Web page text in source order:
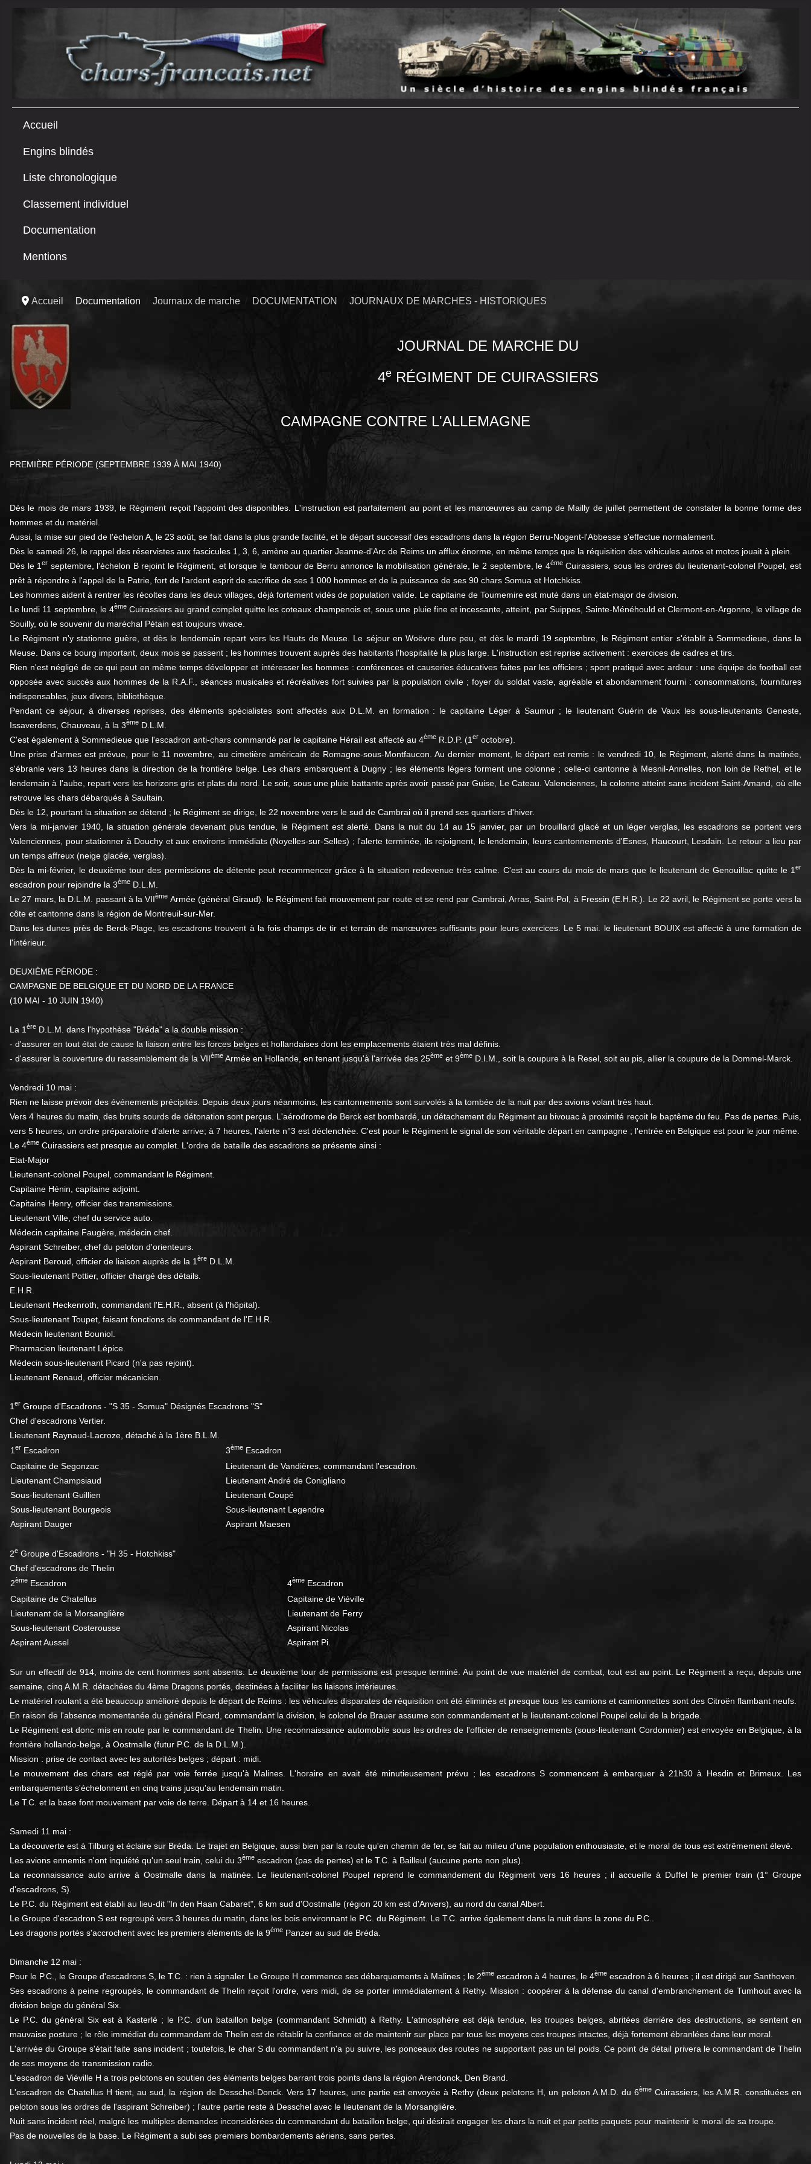
Accueil
Engins blindés
Liste chronologique
Classement individuel
Documentation
Mentions
Accueil Documentation Journaux de marche DOCUMENTATION JOURNAUX DE MARCHES - HISTORIQUES
JOURNAL DE MARCHE DU
4eRÉGIMENT DE CUIRASSIERS
CAMPAGNE CONTRE L'ALLEMAGNE
PREMIÈRE PÉRIODE (SEPTEMBRE 1939 À MAI 1940)
Dès le mois de mars 1939, le Régiment reçoit l'appoint des disponibles. L'instruction est parfaitement au point et les manœuvres au camp de Mailly de juillet permettent de constater la bonne forme des
hommes et du matériel.
Aussi, la mise sur pied de l'échelon A, le 23 août, se fait dans la plus grande facilité, et le départ successif des escadrons dans la région Berru-Nogent-l'Abbesse s'effectue normalement.
Dès le samedi 26, le rappel des réservistes aux fascicules 1, 3, 6, amène au quartier Jeanne-d'Arc de Reims un afflux énorme, en même temps que la réquisition des véhicules autos et motos jouait à plein.
Dès le 1er septembre, l'échelon B rejoint le Régiment, et lorsque le tambour de Berru annonce la mobilisation générale, le 2 septembre, le 4èmeCuirassiers, sous les ordres du lieutenant-colonel Poupel, est
prêt à répondre à l'appel de la Patrie, fort de l'ardent esprit de sacrifice de ses 1 000 hommes et de la puissance de ses 90 chars Somua et Hotchkiss.
Les hommes aident à rentrer les récoltes dans les deux villages, déjà fortement vidés de population valide. Le capitaine de Toumemire est muté dans un état-major de division.
Le lundi 11 septembre, le 4ème Cuirassiers au grand complet quitte les coteaux champenois et, sous une pluie fine et incessante, atteint, par Suippes, Sainte-Ménéhould et Clermont-en-Argonne, le village de
Souilly, où le souvenir du maréchal Pétain est toujours vivace.
Le Régiment n'y stationne guère, et dès le lendemain repart vers les Hauts de Meuse. Le séjour en Woëvre dure peu, et dès le mardi 19 septembre, le Régiment entier s'établit à Sommedieue, dans la
Meuse. Dans ce bourg important, deux mois se passent ; les hommes trouvent auprès des habitants l'hospitalité la plus large. L'instruction est reprise activement : exercices de cadres et tirs.
Rien n'est négligé de ce qui peut en même temps développer et intéresser les hommes : conférences et causeries éducatives faites par les officiers ; sport pratiqué avec ardeur : une équipe de football est
opposée avec succès aux hommes de la R.A.F., séances musicales et récréatives fort suivies par la population civile ; foyer du soldat vaste, agréable et abondamment fourni : consommations, fournitures
indispensables, jeux divers, bibliothèque.
Pendant ce séjour, à diverses reprises, des éléments spécialistes sont affectés aux D.L.M. en formation : le capitaine Léger à Saumur ; le lieutenant Guérin de Vaux les sous-lieutenants Geneste,
Issaverdens, Chauveau, à la 3ème D.L.M.
C'est également à Sommedieue que l'escadron anti-chars commandé par le capitaine Hérail est affecté au 4ème R.D.P. (1 er octobre).
Une prise d'armes est prévue, pour le 11 novembre, au cimetière américain de Romagne-sous-Montfaucon. Au dernier moment, le départ est remis : le vendredi 10, le Régiment, alerté dans la matinée,
s'ébranle vers 13 heures dans la direction de la frontière belge. Les chars embarquent à Dugny ; les éléments légers forment une colonne ; celle-ci cantonne à Mesnil-Annelles, non loin de Rethel, et le
lendemain à l'aube, repart vers les horizons gris et plats du nord. Le soir, sous une pluie battante après avoir passé par Guise, Le Cateau. Valenciennes, la colonne atteint sans incident Saint-Amand, où elle
retrouve les chars débarqués à Saultain.
Dès le 12, pourtant la situation se détend ; le Régiment se dirige, le 22 novembre vers le sud de Cambrai où il prend ses quartiers d'hiver.
Vers la mi-janvier 1940, la situation générale devenant plus tendue, le Régiment est alerté. Dans la nuit du 14 au 15 janvier, par un brouillard glacé et un léger verglas, les escadrons se portent vers
Valenciennes, pour stationner à Douchy et aux environs immédiats (Noyelles-sur-Selles) ; l'alerte terminée, ils rejoignent, le lendemain, leurs cantonnements d'Esnes, Haucourt, Lesdain. Le retour a lieu par
un temps affreux (neige glacée, verglas).
Dès la mi-février, le deuxième tour des permissions de détente peut recommencer grâce à la situation redevenue très calme. C'est au cours du mois de mars que le lieutenant de Genouillac quitte le 1 er
escadron pour rejoindre la 3ème D.L.M.
Le 27 mars, la D.L.M. passant à la VIIème Armée (général Giraud). le Régiment fait mouvement par route et se rend par Cambrai, Arras, Saint-Pol, à Fressin (E.H.R.). Le 22 avril, le Régiment se porte vers la
côte et cantonne dans la région de Montreuil-sur-Mer.
Dans les dunes près de Berck-Plage, les escadrons trouvent à la fois champs de tir et terrain de manœuvres suffisants pour leurs exercices. Le 5 mai. le lieutenant BOUIX est affecté à une formation de
l'intérieur.
DEUXIÈME PÉRIODE :
CAMPAGNE DE BELGIQUE ET DU NORD DE LA FRANCE
(10 MAI - 10 JUIN 1940)
La 1 ère D.L.M. dans l'hypothèse "Bréda" a la double mission :
- d'assurer en tout état de cause la liaison entre les forces belges et hollandaises dont les emplacements étaient très mal définis.
- d'assurer la couverture du rassemblement de la VIIème Armée en Hollande, en tenant jusqu'à l'arrivée des 25ème et 9ème D.I.M., soit la coupure à la Resel, soit au pis, allier la coupure de la Dommel-Marck.
Vendredi 10 mai :
Rien ne laisse prévoir des événements précipités. Depuis deux jours néanmoins, les cantonnements sont survolés à la tombée de la nuit par des avions volant très haut.
Vers 4 heures du matin, des bruits sourds de détonation sont perçus. L'aérodrome de Berck est bombardé, un détachement du Régiment au bivouac à proximité reçoit le baptême du feu. Pas de pertes. Puis,
vers 5 heures, un ordre préparatoire d'alerte arrive; à 7 heures, l'alerte n°3 est déclenchée. C'est pour le Régiment le signal de son véritable départ en campagne ; l'entrée en Belgique est pour le jour même.
Le 4ème Cuirassiers est presque au complet. L'ordre de bataille des escadrons se présente ainsi :
Etat-Major
Lieutenant-colonel Poupel, commandant le Régiment.
Capitaine Hénin, capitaine adjoint.
Capitaine Henry, officier des transmissions.
Lieutenant Ville, chef du service auto.
Médecin capitaine Faugère, médecin chef.
Aspirant Schreiber, chef du peloton d'orienteurs.
Aspirant Beroud, officier de liaison auprès de la 1 ère D.L.M.
Sous-lieutenant Pottier, officier chargé des détails.
E.H.R.
Lieutenant Heckenroth, commandant l'E.H.R., absent (à l'hôpital).
Sous-lieutenant Toupet, faisant fonctions de commandant de l'E.H.R.
Médecin lieutenant Bouniol.
Pharmacien lieutenant Lépice.
Médecin sous-lieutenant Picard (n'a pas rejoint).
Lieutenant Renaud, officier mécanicien.
1 er Groupe d'Escadrons - "S 35 - Somua" Désignés Escadrons "S"
Chef d'escadrons Vertier.
Lieutenant Raynaud-Lacroze, détaché à la 1ère B.L.M.
1 er Escadron 3ème Escadron
Capitaine de Segonzac
Lieutenant Champsiaud
Sous-lieutenant Guillien
Sous-lieutenant Bourgeois
Aspirant Dauger
Lieutenant de Vandières, commandant l'escadron.
Lieutenant André de Conigliano
Lieutenant Coupé
Sous-lieutenant Legendre
Aspirant Maesen
2e Groupe d'Escadrons - "H 35 - Hotchkiss"
Chef d'escadrons de Thelin
2ème Escadron 4ème Escadron
Capitaine de Chatellus
Lieutenant de la Morsanglière
Sous-lieutenant Costerousse
Aspirant Aussel
Capitaine de Viéville
Lieutenant de Ferry
Aspirant Nicolas
Aspirant Pi.
Sur un effectif de 914, moins de cent hommes sont absents. Le deuxième tour de permissions est presque terminé. Au point de vue matériel de combat, tout est au point. Le Régiment a reçu, depuis une
semaine, cinq A.M.R. détachées du 4ème Dragons portés, destinées à faciliter les liaisons intérieures.
Le matériel roulant a été beaucoup amélioré depuis le départ de Reims : les véhicules disparates de réquisition ont été éliminés et presque tous les camions et camionnettes sont des Citroën flambant neufs.
En raison de l'absence momentanée du général Picard, commandant la division, le colonel de Brauer assume son commandement et le lieutenant-colonel Poupel celui de la brigade.
Le Régiment est donc mis en route par le commandant de Thelin. Une reconnaissance automobile sous les ordres de l'officier de renseignements (sous-lieutenant Cordonnier) est envoyée en Belgique, à la
frontière hollando-belge, à Oostmalle (futur P.C. de la D.L.M.).
Mission : prise de contact avec les autorités belges ; départ : midi.
Le mouvement des chars est réglé par voie ferrée jusqu'à Malines. L'horaire en avait été minutieusement prévu ; les escadrons S commencent à embarquer à 21h30 à Hesdin et Brimeux. Les
embarquements s'échelonnent en cinq trains jusqu'au lendemain matin.
Le T.C. et la base font mouvement par voie de terre. Départ à 14 et 16 heures.
Samedi 11 mai :
La découverte est à Tilburg et éclaire sur Bréda. Le trajet en Belgique, aussi bien par la route qu'en chemin de fer, se fait au milieu d'une population enthousiaste, et le moral de tous est extrêmement élevé.
Les avions ennemis n'ont inquiété qu'un seul train, celui du 3ème escadron (pas de pertes) et le T.C. à Bailleul (aucune perte non plus).
La reconnaissance auto arrive à Oostmalle dans la matinée. Le lieutenant-colonel Poupel reprend le commandement du Régiment vers 16 heures ; il accueille à Duffel le premier train (1° Groupe
d'escadrons, S).
Le P.C. du Régiment est établi au lieu-dit "In den Haan Cabaret", 6 km sud d'Oostmalle (région 20 km est d'Anvers), au nord du canal Albert.
Le Groupe d'escadron S est regroupé vers 3 heures du matin, dans les bois environnant le P.C. du Régiment. Le T.C. arrive également dans la nuit dans la zone du P.C..
Les dragons portés s'accrochent avec les premiers éléments de la 9ème Panzer au sud de Bréda.
Dimanche 12 mai :
Pour le P.C., le Groupe d'escadrons S, le T.C. : rien à signaler. Le Groupe H commence ses débarquements à Malines ; le 2ème escadron à 4 heures, le 4ème escadron à 6 heures ; il est dirigé sur Santhoven.
Ses escadrons à peine regroupés, le commandant de Thelin reçoit l'ordre, vers midi, de se porter immédiatement à Rethy. Mission : coopérer à la défense du canal d'embranchement de Tumhout avec la
division belge du général Six.
Le P.C. du général Six est à Kasterlé ; le P.C. d'un bataillon belge (commandant Schmidt) à Rethy. L'atmosphère est déjà tendue, les troupes belges, abritées derrière des destructions, se sentent en
mauvaise posture ; le rôle immédiat du commandant de Thelin est de rétablir la confiance et de maintenir sur place par tous les moyens ces troupes intactes, déjà fortement ébranlées dans leur moral.
L'arrivée du Groupe s'était faite sans incident ; toutefois, le char S du commandant n'a pu suivre, les ponceaux des routes ne supportant pas un tel poids. Ce point de détail privera le commandant de Thelin
de ses moyens de transmission radio.
L'escadron de Viéville H a trois pelotons en soutien des éléments belges barrant trois points dans la région Arendonck, Den Brand.
L'escadron de Chatellus H tient, au sud, la région de Desschel-Donck. Vers 17 heures, une partie est envoyée à Rethy (deux pelotons H, un peloton A.M.D. du 6èmeCuirassiers, les A.M.R. constituées en
peloton sous les ordres de l'aspirant Schreiber) ; l'autre partie reste à Desschel avec le lieutenant de la Morsanglière.
Nuit sans incident réel, malgré les multiples demandes inconsidérées du commandant du bataillon belge, qui désirait engager les chars la nuit et par petits paquets pour maintenir le moral de sa troupe.
Pas de nouvelles de la base. Le Régiment a subi ses premiers bombardements aériens, sans pertes.